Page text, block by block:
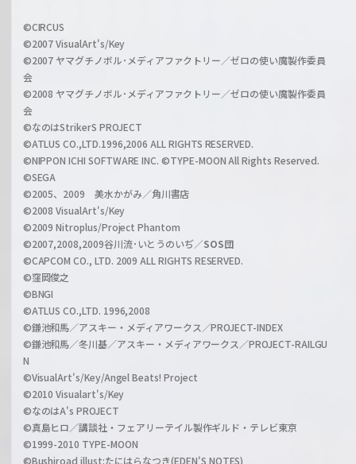
a
r
z
i
l
h
a
n
l
©CIRCUS
©2007 VisualArt's/Key
©2007 ヤマグチノボル･メディアファクトリー／ゼロの使い魔製作委員
会
©2008 ヤマグチノボル･メディアファクトリー／ゼロの使い魔製作委員
会
©なのはStrikerS PROJECT
©ATLUS CO.,LTD.1996,2006 ALL RIGHTS RESERVED.
©NIPPON ICHI SOFTWARE INC. ©TYPE-MOON All Rights Reserved.
©SEGA
©2005、2009 美水かがみ／角川書店
©2008 VisualArt's/Key
©2009 Nitroplus/Project Phantom
©2007,2008,2009谷川流･いとうのいぢ／SOS団
©CAPCOM CO., LTD. 2009 ALL RIGHTS RESERVED.
©窪岡俊之
©BNGI
©ATLUS CO.,LTD. 1996,2008
©鎌池和馬／アスキー・メディアワークス／PROJECT-INDEX
©鎌池和馬／冬川基／アスキー・メディアワークス／PROJECT-RAILGU
N
©VisualArt's/Key/Angel Beats! Project
©2010 Visualart's/Key
©なのはA's PROJECT
©真島ヒロ／講談社・フェアリーテイル製作ギルド・テレビ東京
©1999-2010 TYPE-MOON
©Bushiroad illust:たにはらなつき(EDEN'S NOTES)